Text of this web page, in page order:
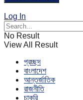
Log In
No Result
View All Result
প্রচ্ছদ
বাংলাদেশ
আন্তর্জাতিক
রাজনীতি
চাকরি